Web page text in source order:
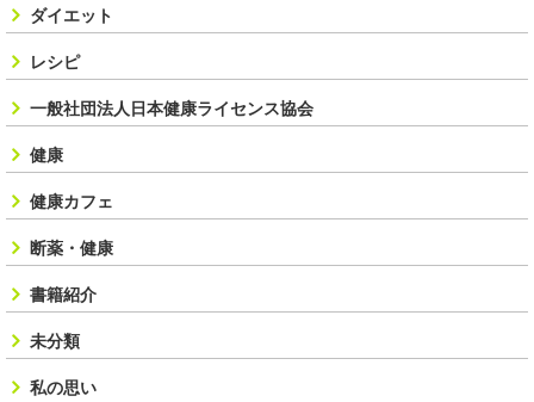
ダイエット
レシピ
一般社団法人日本健康ライセンス協会
健康
健康カフェ
断薬・健康
書籍紹介
未分類
私の思い